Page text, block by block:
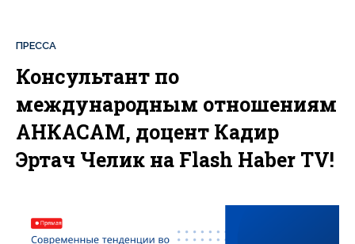
ПРЕССА
Консультант по
международным отношениям
АНКАСАМ, доцент Кадир
Эртач Челик на Flash Haber TV!